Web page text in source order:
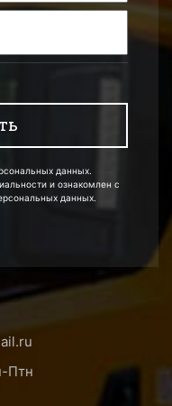
данных.
и ознакомлен с
данных.
Птн